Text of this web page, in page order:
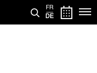
FR
DE